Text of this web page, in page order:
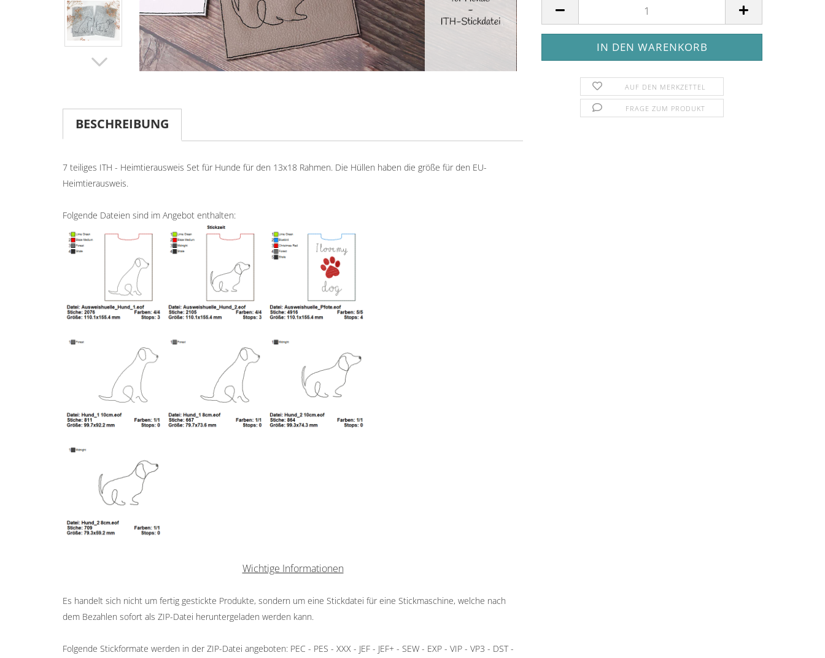
AUF DEN MERKZETTEL
FRAGE ZUM PRODUKT
BESCHREIBUNG
7 teiliges ITH - Heimtierausweis Set für Hunde für den 13x18 Rahmen. Die Hüllen haben die größe für den EU-
Heimtierausweis.
Folgende Dateien sind im Angebot enthalten:
Wichtige Informationen
Es handelt sich nicht um fertig gestickte Produkte, sondern um eine Stickdatei für eine Stickmaschine, welche nach
dem Bezahlen sofort als ZIP-Datei heruntergeladen werden kann.
Folgende Stickformate werden in der ZIP-Datei angeboten: PEC - PES - XXX - JEF - JEF+ - SEW - EXP - VIP - VP3 - DST -